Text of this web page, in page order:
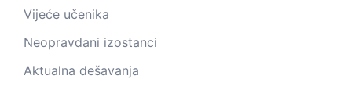
Vijeće učenika
Neopravdani izostanci
Aktualna dešavanja